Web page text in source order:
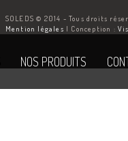
NOS PRODUITS
SOLEDS © 2014 - Tous droits
Mention légales | Conception :